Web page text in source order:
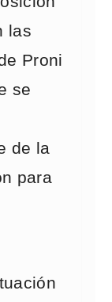
las
Proni
se
de la
para